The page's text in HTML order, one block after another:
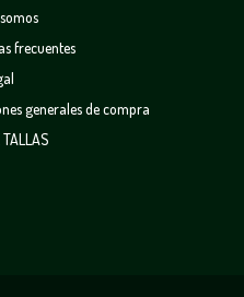
frecuentes
generales de compra